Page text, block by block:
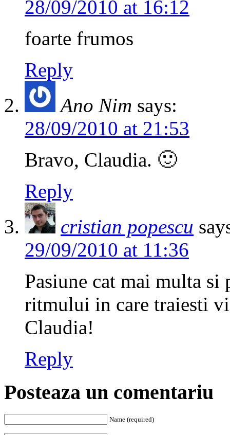
28/09/2010 at 16:12
foarte frumos
Reply
Ano Nim says:
28/09/2010 at 21:53
Bravo, Claudia. 🙂
Reply
cristian popescu
29/09/2010 at 11:36
Pasiune cat mai multa si
ritmului in care traiesti
Claudia!
Reply
Posteaza un comentariu
Name (required)